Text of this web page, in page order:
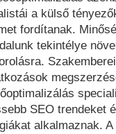
a külső
fordítanak.
tekintélye
SEO trendeket
alkalmaznak.